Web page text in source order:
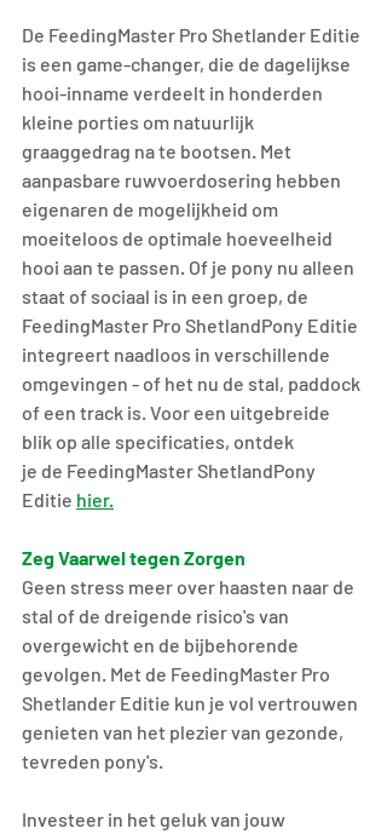
De FeedingMaster Pro Shetlander Editie
is een game-changer, die de dagelijkse
hooi-inname verdeelt in honderden
kleine porties om natuurlijk
graaggedrag na te bootsen. Met
aanpasbare ruwvoerdosering hebben
eigenaren de mogelijkheid om
moeiteloos de optimale hoeveelheid
hooi aan te passen. Of je pony nu alleen
staat of sociaal is in een groep, de
FeedingMaster Pro ShetlandPony Editie
integreert naadloos in verschillende
omgevingen - of het nu de stal, paddock
of een track is. Voor een uitgebreide
blik op alle specificaties, ontdek
je de FeedingMaster ShetlandPony
Editie hier.
Zeg Vaarwel tegen Zorgen
Geen stress meer over haasten naar de
stal of de dreigende risico's van
overgewicht en de bijbehorende
gevolgen. Met de FeedingMaster Pro
Shetlander Editie kun je vol vertrouwen
genieten van het plezier van gezonde,
tevreden pony's.
Investeer in het geluk van jouw